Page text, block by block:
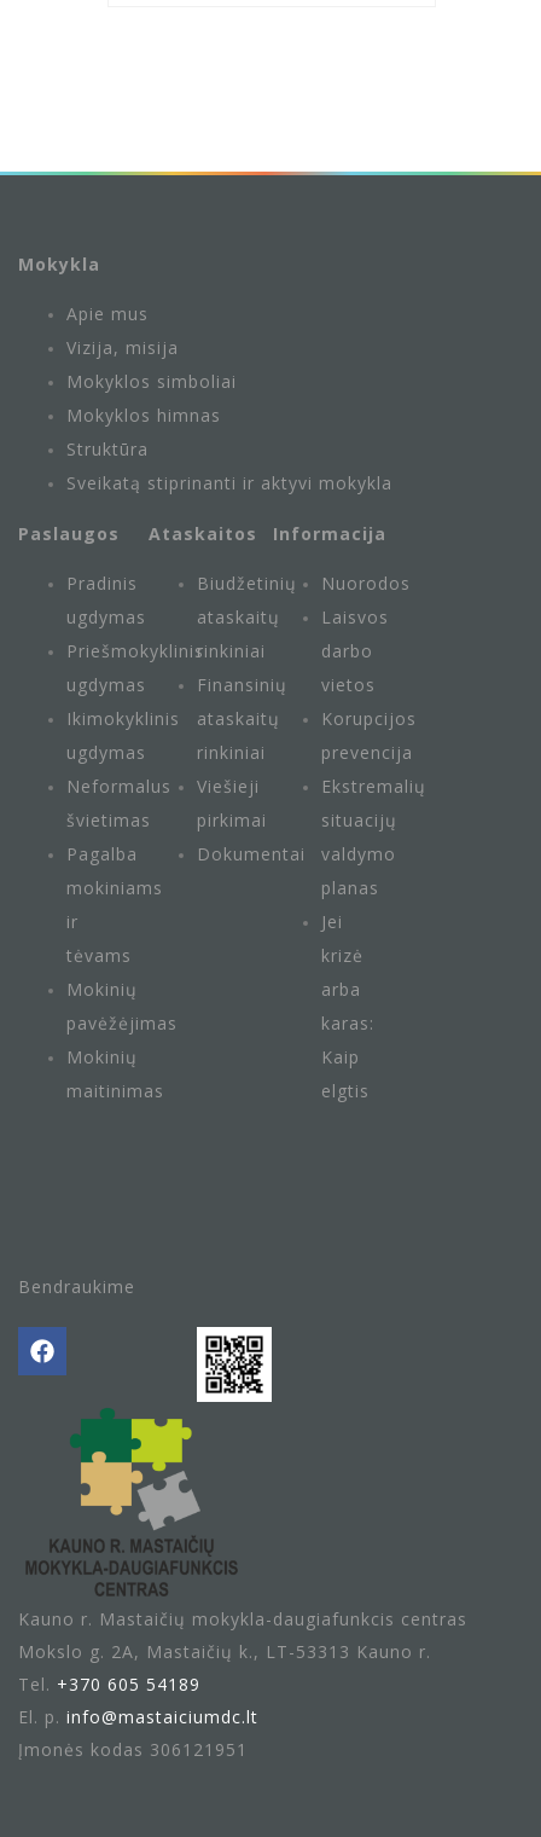
Mokykla
Apie mus
Vizija, misija
Mokyklos simboliai
Mokyklos himnas
Struktūra
Sveikatą stiprinanti ir aktyvi mokykla
Paslaugos
Pradinis
ugdymas
Priešmokyklinis
ugdymas
Ikimokyklinis
ugdymas
Neformalus
švietimas
Pagalba
mokiniams
ir
tėvams
Mokinių
pavėžėjimas
Mokinių
maitinimas
Ataskaitos
Biudžetinių
ataskaitų
rinkiniai
Finansinių
ataskaitų
rinkiniai
Viešieji
pirkimai
Dokumentai
Informacija
Nuorodos
Laisvos
darbo
vietos
Korupcijos
prevencija
Ekstremalių
situacijų
valdymo
planas
Jei
krizė
arba
karas:
Kaip
elgtis
Bendraukime
Kauno r. Mastaičių mokykla-daugiafunkcis centras
Mokslo g. 2A, Mastaičių k., LT-53313 Kauno r.
Tel. +370 605 54189
El. p. info@mastaiciumdc.lt
Įmonės kodas 306121951